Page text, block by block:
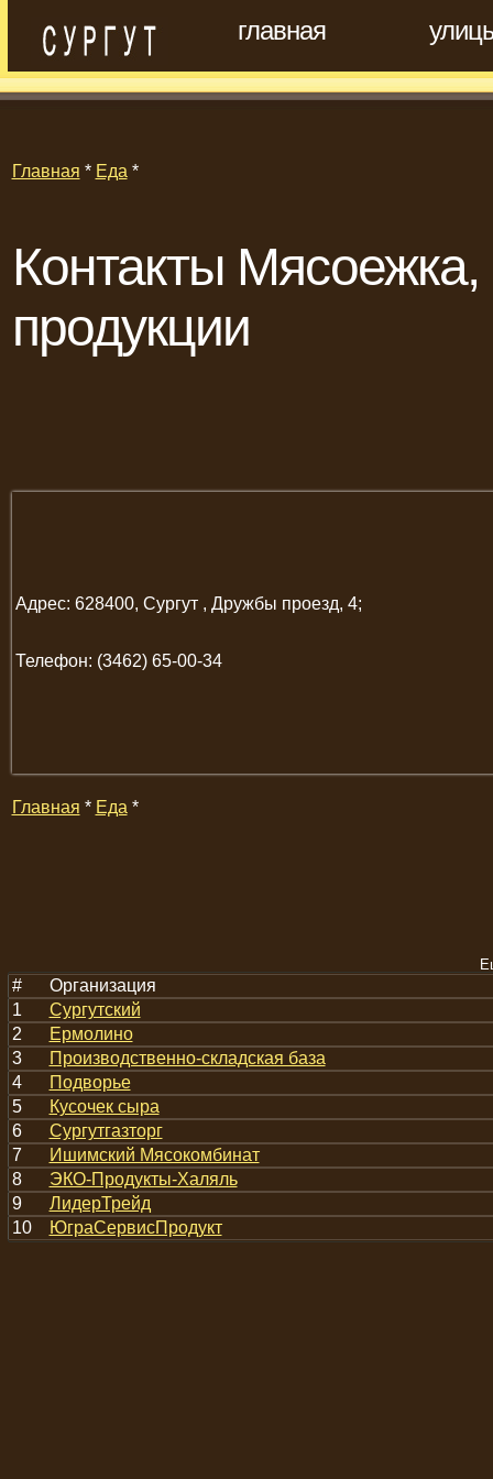
главная
Главная * Еда *
Контакты
продукции
Адрес: 628400, Сургут , Дружбы проезд, 4;
Телефон: (3462) 65-00-34
Главная * Еда *
#
Организация
1
Сургутский
2
Ермолино
3
Производственно-складская база
4
Подворье
5
Кусочек сыра
6
Сургутгазторг
7
Ишимский Мясокомбинат
8
ЭКО-Продукты-Халяль
9
ЛидерТрейд
10
ЮграСервисПродукт